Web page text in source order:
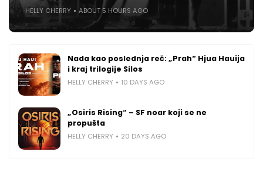
HELLY CHERRY ABOUT 5 HOURS AGO
Nada kao poslednja reč: „Prah“ Hjua Hauija
i kraj trilogije Silos
HELLY CHERRY 10 DAYS AGO
„Osiris Rising“ – SF noar koji se ne
propušta
HELLY CHERRY 20 DAYS AGO